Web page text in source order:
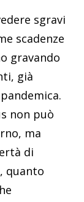
sgravi
scadenze
gravando
già
non può
ma
di
quanto